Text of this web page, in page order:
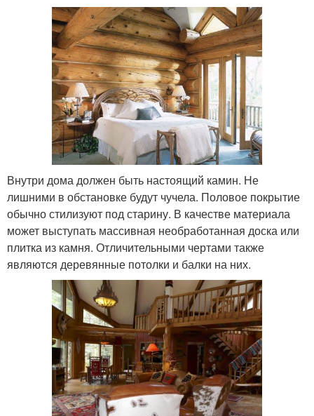
Внутри дома должен быть настоящий камин. Не
лишними в обстановке будут чучела. Половое покрытие
обычно стилизуют под старину. В качестве материала
может выступать массивная необработанная доска или
плитка из камня. Отличительными чертами также
являются деревянные потолки и балки на них.